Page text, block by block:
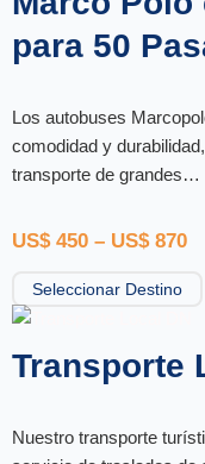
para 50
Los autobuses
comodidad y
transporte de grandes…
US$ 450 – US$ 870
Seleccionar Destino
Transporte
Nuestro transporte